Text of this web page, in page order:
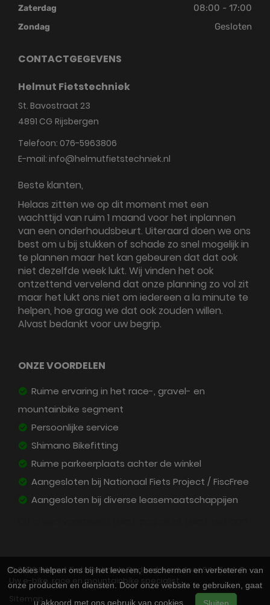
Zaterdag 08:00 - 17:00
Zondag Gesloten
CONTACTGEGEVENS
Helmut Fietstechniek
St. Bavostraat 23
4891 CG Rijsbergen
Telefoon: 076-5963806
E-mail: info@helmutfietstechniek.nl
Beste klanten,
Helaas zitten we op dit moment met een
wachttijd van ruim 1 maand voor het inplannen
van een onderhoudsbeurt. Uiteraard doen we ons
best om u bij stukken of schade zo snel mogelijk in
te plannen maar het kan gebeuren dat dat ook
niet dezelfde week lukt. Wij vinden het ook
ontzettend vervelend dat onze planning zo vol zit
maar het lukt ons niet om iedereen a la minute te
helpen, hoe graag we dat ook zouden willen.
Alvast bedankt voor uw begrip.
ONZE VOORDELEN
Ruime ervaring in het race-, gravel- en
mountainbike segment
Persoonlijke service
Shimano Bikefitting
Ruime parkeerplaats achter de winkel
Aangesloten bij Nationaal Fiets Project / FiscFree
Aangesloten bij diverse leasemaatschappijen
© 2026 Helmut Fietstechniek. Ondersteund doorSitePack ®
Uw e-bike, race en mountainbike specialist
Sitemap
Cookies helpen ons bij het leveren, beschermen en verbeteren van
onze producten en diensten. Door onze website te gebruiken, gaat
u akkoord met ons gebruik van cookies.